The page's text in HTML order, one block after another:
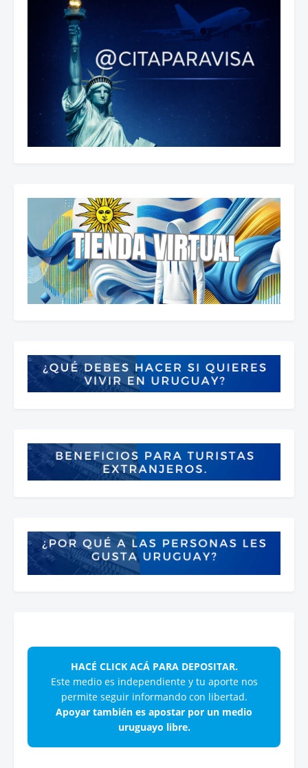
HACÉ CLICK ACÁ PARA DEPOSITAR.
Este medio es independiente y tu aporte nos
permite seguir informando con libertad.
Apoyar también es apostar por un medio
uruguayo libre.